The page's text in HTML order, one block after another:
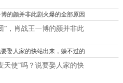
”，肖战王一博的颜并非此
天使”吗？说要娶人家的快